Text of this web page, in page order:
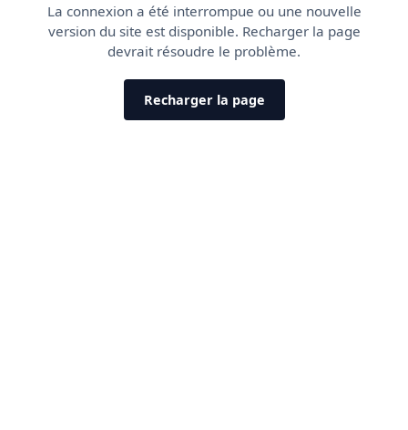
La connexion a été interrompue ou une nouvelle
version du site est disponible. Recharger la page
devrait résoudre le problème.
Recharger la page